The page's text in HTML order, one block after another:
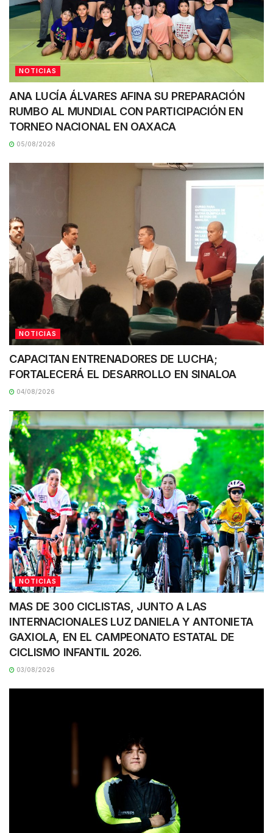
NOTICIAS
ANA LUCÍA ÁLVARES AFINA SU PREPARACIÓN
RUMBO AL MUNDIAL CON PARTICIPACIÓN EN
TORNEO NACIONAL EN OAXACA
05/08/2026
NOTICIAS
CAPACITAN ENTRENADORES DE LUCHA;
FORTALECERÁ EL DESARROLLO EN SINALOA
04/08/2026
NOTICIAS
MAS DE 300 CICLISTAS, JUNTO A LAS
INTERNACIONALES LUZ DANIELA Y ANTONIETA
GAXIOLA, EN EL CAMPEONATO ESTATAL DE
CICLISMO INFANTIL 2026.
03/08/2026